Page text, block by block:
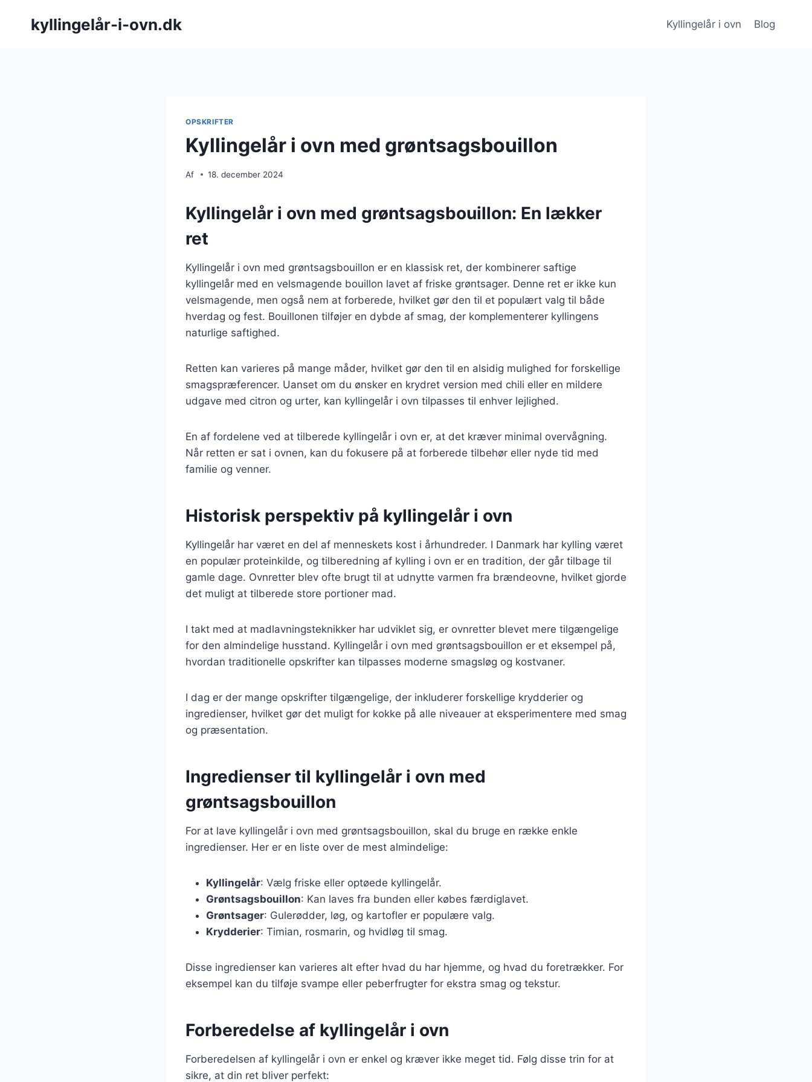
kyllingelår-i-ovn.dk Kyllingelår i ovn Blog
OPSKRIFTER
Kyllingelår i ovn med grøntsagsbouillon
Af 18. december 2024
Kyllingelår i ovn med grøntsagsbouillon: En lækker
ret
Kyllingelår i ovn med grøntsagsbouillon er en klassisk ret, der kombinerer saftige
kyllingelår med en velsmagende bouillon lavet af friske grøntsager. Denne ret er ikke kun
velsmagende, men også nem at forberede, hvilket gør den til et populært valg til både
hverdag og fest. Bouillonen tilføjer en dybde af smag, der komplementerer kyllingens
naturlige saftighed.
Retten kan varieres på mange måder, hvilket gør den til en alsidig mulighed for forskellige
smagspræferencer. Uanset om du ønsker en krydret version med chili eller en mildere
udgave med citron og urter, kan kyllingelår i ovn tilpasses til enhver lejlighed.
En af fordelene ved at tilberede kyllingelår i ovn er, at det kræver minimal overvågning.
Når retten er sat i ovnen, kan du fokusere på at forberede tilbehør eller nyde tid med
familie og venner.
Historisk perspektiv på kyllingelår i ovn
Kyllingelår har været en del af menneskets kost i århundreder. I Danmark har kylling været
en populær proteinkilde, og tilberedning af kylling i ovn er en tradition, der går tilbage til
gamle dage. Ovnretter blev ofte brugt til at udnytte varmen fra brændeovne, hvilket gjorde
det muligt at tilberede store portioner mad.
I takt med at madlavningsteknikker har udviklet sig, er ovnretter blevet mere tilgængelige
for den almindelige husstand. Kyllingelår i ovn med grøntsagsbouillon er et eksempel på,
hvordan traditionelle opskrifter kan tilpasses moderne smagsløg og kostvaner.
I dag er der mange opskrifter tilgængelige, der inkluderer forskellige krydderier og
ingredienser, hvilket gør det muligt for kokke på alle niveauer at eksperimentere med smag
og præsentation.
Ingredienser til kyllingelår i ovn med
grøntsagsbouillon
For at lave kyllingelår i ovn med grøntsagsbouillon, skal du bruge en række enkle
ingredienser. Her er en liste over de mest almindelige:
Kyllingelår: Vælg friske eller optøede kyllingelår.
Grøntsagsbouillon: Kan laves fra bunden eller købes færdiglavet.
Grøntsager: Gulerødder, løg, og kartofler er populære valg.
Krydderier: Timian, rosmarin, og hvidløg til smag.
Disse ingredienser kan varieres alt efter hvad du har hjemme, og hvad du foretrækker. For
eksempel kan du tilføje svampe eller peberfrugter for ekstra smag og tekstur.
Forberedelse af kyllingelår i ovn
Forberedelsen af kyllingelår i ovn er enkel og kræver ikke meget tid. Følg disse trin for at
sikre, at din ret bliver perfekt: